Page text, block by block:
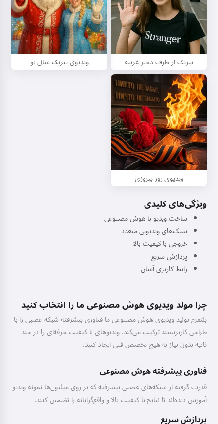
تبریک از طرف دختر غریبه ویدیوی تبریک سال نو
ویدیوی روز پیروزی
ویژگی‌های کلیدی
ساخت ویدیو با هوش مصنوعی
سبک‌های ویدیویی متعدد
خروجی با کیفیت بالا
پردازش سریع
رابط کاربری آسان
چرا مولد ویدیوی هوش مصنوعی ما را انتخاب کنید
پلتفرم تولید ویدیوی هوش مصنوعی ما فناوری پیشرفته شبکه عصبی را با
طراحی کاربرپسند ترکیب می‌کند. ویدیوهای با کیفیت حرفه‌ای را در چند
ثانیه بدون نیاز به هیچ تخصص فنی ایجاد کنید.
فناوری پیشرفته هوش مصنوعی
قدرت گرفته از شبکه‌های عصبی پیشرفته که بر روی میلیون‌ها نمونه ویدیو
آموزش دیده‌اند تا نتایج با کیفیت بالا و واقع‌گرایانه را تضمین کنند.
پردازش سریع